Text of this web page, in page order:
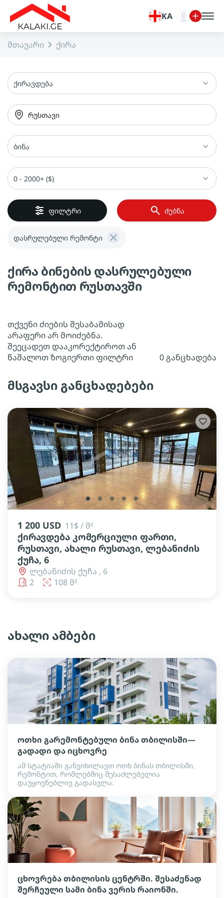
KA
მთავარი ქირა
ქირავდება
რუსთავი
ბინა
0 - 2000+ ($)
ფილტრი ძებნა
დასრულებული რემონტი
ქირა ბინების დასრულებული
რემონტით რუსთავში
თქვენი ძიების შესაბამისად
არაფერი არ მოიძებნა.
შეეცადეთ დააკორექტიროთ ან
წაშალოთ ზოგიერთი ფილტრი
0 განცხადება
მსგავსი განცხადებები
lens lens lens lens lens
1 200 USD 11$ / მ²
ქირავდება კომერციული ფართი,
რუსთავი, ახალი რუსთავი, ლებანიძის
ქუჩა, 6
ლებანიძის ქუჩა , 6
2
108 მ²
ახალი ამბები
ოთხი გარემონტებული ბინა თბილისში—
გადადი და იცხოვრე
ამ სტატიაში განვიხილავთ ოთხ ბინას თბილისში,
რემონტით, რომლებშიც შესაძლებელია
დაუყოვნებლივ გადასვლა.
ცხოვრება თბილისის ცენტრში. შესაძენად
შერჩეული სამი ბინა ვერის რაიონში.